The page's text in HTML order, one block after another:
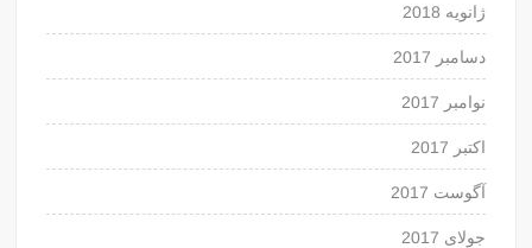
ژانویه 2018
دسامبر 2017
نوامبر 2017
اکتبر 2017
آگوست 2017
جولای 2017